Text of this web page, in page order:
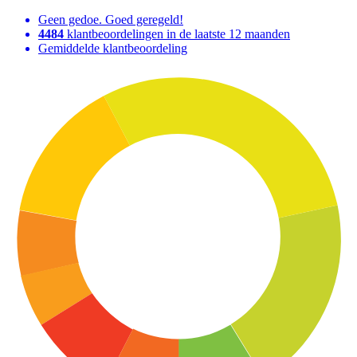
Geen gedoe. Goed geregeld!
4484 klantbeoordelingen in de laatste 12 maanden
Gemiddelde klantbeoordeling